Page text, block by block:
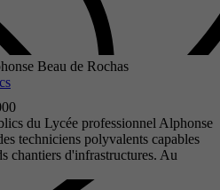
Beau de Rochas
du Lycée professionnel Alphonse
techniciens polyvalents capables
chantiers d'infrastructures. Au